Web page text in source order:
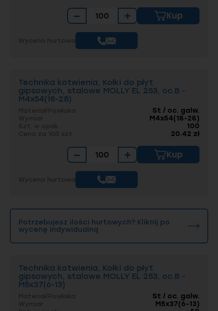
− + Kup
Technika kotwienia, Kołki do płyt
gipsowych, stalowe MOLLY EL 253, oc.B -
M4x54(18-28)
St / oc. galw.
M4x54(18-28)
100
20.42 zł
− + Kup
Potrzebujesz ilości hurtowych? Kliknij po
wycenę indywidualną
Technika kotwienia, Kołki do płyt
gipsowych, stalowe MOLLY EL 253, oc.B -
M5x37(6-13)
St / oc. galw.
M5x37(6-13)